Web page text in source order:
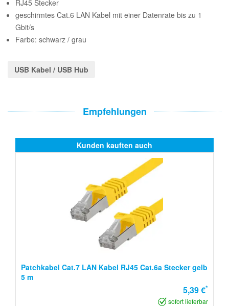
RJ45 Stecker
geschirmtes Cat.6 LAN Kabel mit einer Datenrate bis zu 1
Gbit/s
Farbe: schwarz / grau
USB Kabel / USB Hub
Empfehlungen
Kunden kauften auch
Patchkabel Cat.7 LAN Kabel RJ45 Cat.6a Stecker gelb
5 m
5,39 €*
sofort lieferbar